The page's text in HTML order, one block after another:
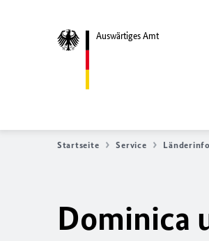
Auswärtiges Amt
Startseite Service
Dominica